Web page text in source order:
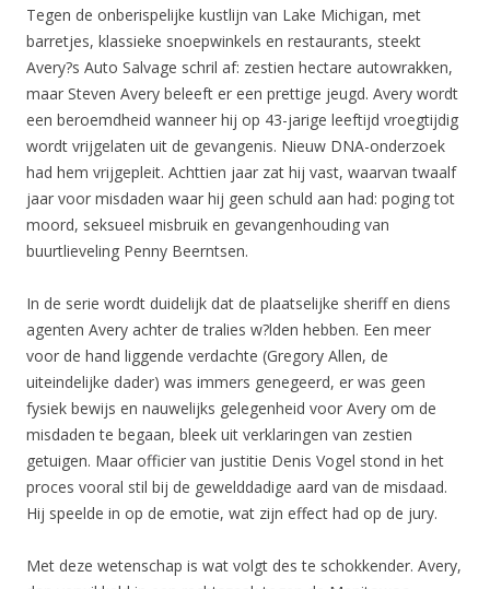
Tegen de onberispelijke kustlijn van Lake Michigan, met
barretjes, klassieke snoepwinkels en restaurants, steekt
Avery?s Auto Salvage schril af: zestien hectare autowrakken,
maar Steven Avery beleeft er een prettige jeugd. Avery wordt
een beroemdheid wanneer hij op 43-jarige leeftijd vroegtijdig
wordt vrijgelaten uit de gevangenis. Nieuw DNA-onderzoek
had hem vrijgepleit. Achttien jaar zat hij vast, waarvan twaalf
jaar voor misdaden waar hij geen schuld aan had: poging tot
moord, seksueel misbruik en gevangenhouding van
buurtlieveling Penny Beerntsen.
In de serie wordt duidelijk dat de plaatselijke sheriff en diens
agenten Avery achter de tralies w?lden hebben. Een meer
voor de hand liggende verdachte (Gregory Allen, de
uiteindelijke dader) was immers genegeerd, er was geen
fysiek bewijs en nauwelijks gelegenheid voor Avery om de
misdaden te begaan, bleek uit verklaringen van zestien
getuigen. Maar officier van justitie Denis Vogel stond in het
proces vooral stil bij de gewelddadige aard van de misdaad.
Hij speelde in op de emotie, wat zijn effect had op de jury.
Met deze wetenschap is wat volgt des te schokkender. Avery,